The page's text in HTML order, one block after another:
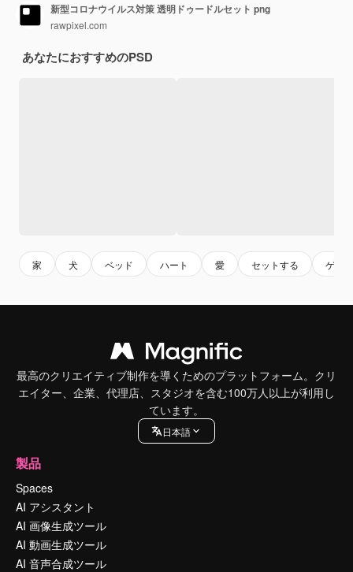
新型コロナウイルス対策 透明ドゥードルセット png
rawpixel.com
あなたにおすすめのPSD
家 犬 ベッド ハート 愛 セットする ゲーム
最高のクリエイティブ制作を導くためのプラットフォーム。クリ
エイター、企業、代理店、スタジオを含む100万人以上が利用し
ています。
日本語
製品
Spaces
AI アシスタント
AI 画像生成ツール
AI 動画生成ツール
AI 音声合成ツール